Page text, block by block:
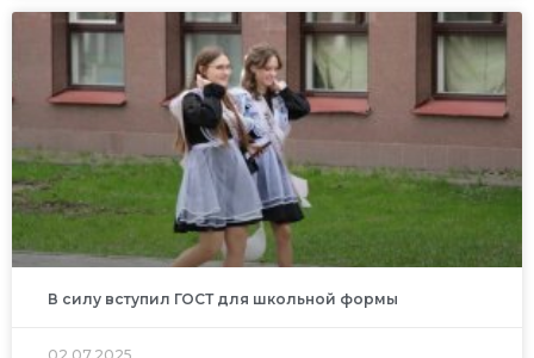
В силу вступил ГОСТ для школьной формы